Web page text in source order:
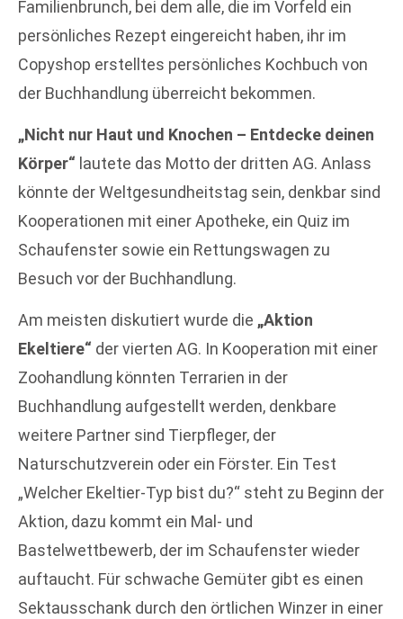
Familienbrunch, bei dem alle, die im Vorfeld ein
persönliches Rezept eingereicht haben, ihr im
Copyshop erstelltes persönliches Kochbuch von
der Buchhandlung überreicht bekommen.
„Nicht nur Haut und Knochen – Entdecke deinen
Körper“ lautete das Motto der dritten AG. Anlass
könnte der Weltgesundheitstag sein, denkbar sind
Kooperationen mit einer Apotheke, ein Quiz im
Schaufenster sowie ein Rettungswagen zu
Besuch vor der Buchhandlung.
Am meisten diskutiert wurde die „Aktion
Ekeltiere“ der vierten AG. In Kooperation mit einer
Zoohandlung könnten Terrarien in der
Buchhandlung aufgestellt werden, denkbare
weitere Partner sind Tierpfleger, der
Naturschutzverein oder ein Förster. Ein Test
„Welcher Ekeltier-Typ bist du?“ steht zu Beginn der
Aktion, dazu kommt ein Mal- und
Bastelwettbewerb, der im Schaufenster wieder
auftaucht. Für schwache Gemüter gibt es einen
Sektausschank durch den örtlichen Winzer in einer